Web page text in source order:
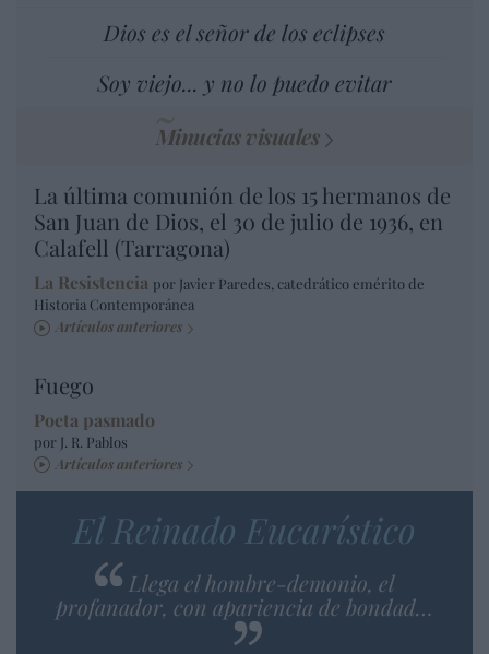
Dios es el señor de los eclipses
Soy viejo... y no lo puedo evitar
Minucias visuales
La última comunión de los 15 hermanos de
San Juan de Dios, el 30 de julio de 1936, en
Calafell (Tarragona)
La Resistencia por Javier Paredes, catedrático emérito de
Historia Contemporánea
Artículos anteriores
Fuego
Poeta pasmado
por J. R. Pablos
Artículos anteriores
El Reinado Eucarístico
Llega el hombre-demonio, el
profanador, con apariencia de bondad…